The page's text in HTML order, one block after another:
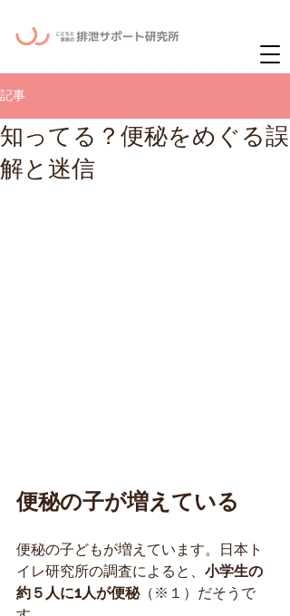
記事
知ってる？便秘をめぐる誤
解と迷信
便秘の子が増えている
便秘の子どもが増えています。日本ト
イレ研究所の調査によると、 小学生の
約５人に1人が便秘（※１）だそうで